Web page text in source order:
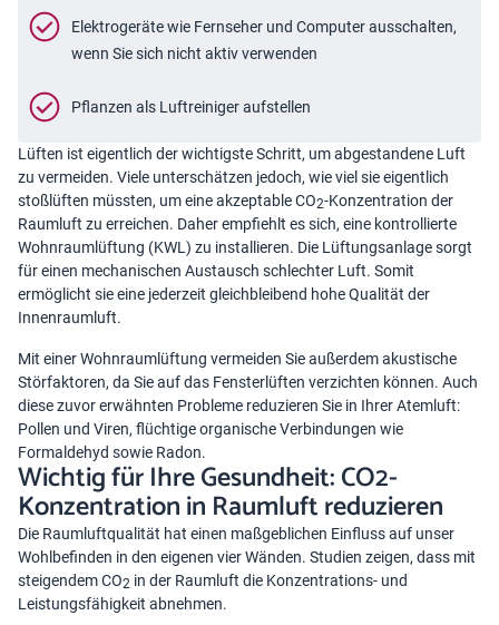
Elektrogeräte wie Fernseher und Computer ausschalten,
wenn Sie sich nicht aktiv verwenden
Pflanzen als Luftreiniger aufstellen
Lüften ist eigentlich der wichtigste Schritt, um abgestandene Luft
zu vermeiden. Viele unterschätzen jedoch, wie viel sie eigentlich
stoßlüften müssten, um eine akzeptable CO2-Konzentration der
Raumluft zu erreichen. Daher empfiehlt es sich, eine kontrollierte
Wohnraumlüftung (KWL) zu installieren. Die Lüftungsanlage sorgt
für einen mechanischen Austausch schlechter Luft. Somit
ermöglicht sie eine jederzeit gleichbleibend hohe Qualität der
Innenraumluft.
Mit einer Wohnraumlüftung vermeiden Sie außerdem akustische
Störfaktoren, da Sie auf das Fensterlüften verzichten können. Auch
diese zuvor erwähnten Probleme reduzieren Sie in Ihrer Atemluft:
Pollen und Viren, flüchtige organische Verbindungen wie
Formaldehyd sowie Radon.
Wichtig für Ihre Gesundheit: CO2-
Konzentration in Raumluft reduzieren
Die Raumluftqualität hat einen maßgeblichen Einfluss auf unser
Wohlbefinden in den eigenen vier Wänden. Studien zeigen, dass mit
steigendem CO2 in der Raumluft die Konzentrations- und
Leistungsfähigkeit abnehmen.